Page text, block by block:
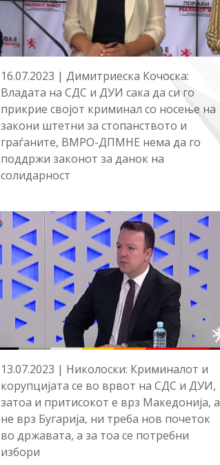
16.07.2023 | Димитриеска Кочоска:
Владата на СДС и ДУИ сака да си го
прикрие својот криминал со носење на
закони штетни за стопанството и
граѓаните, ВМРО-ДПМНЕ нема да го
поддржи законот за данок на
солидарност
13.07.2023 | Николоски: Криминалот и
корупцијата се во врвот на СДС и ДУИ,
затоа и притисокот е врз Македонија, а
не врз Бугарија, ни треба нов почеток
во државата, а за тоа се потребни
избори